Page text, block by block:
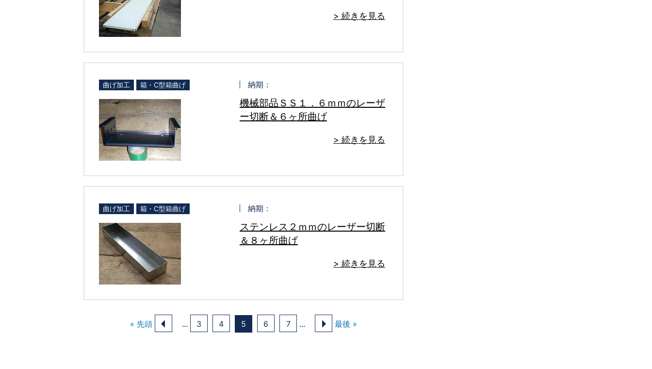
> 続きを見る
曲げ加工 箱・C型箱曲げ 納期：
機械部品ＳＳ１．６ｍｍのレーザ
ー切断＆６ヶ所曲げ
> 続きを見る
曲げ加工 箱・C型箱曲げ 納期：
ステンレス２ｍｍのレーザー切断
＆８ヶ所曲げ
> 続きを見る
« 先頭 ... 3 4 5 6 7 ... 最後 »